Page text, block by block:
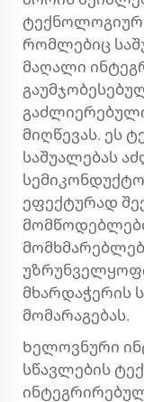
ტექნოლოგიური
რომლებიც
მაღალი
მიღწევას. ეს
საშუალებას
ეფექტურად
მხარდაჭერის
მომარაგებას.
Ხელოვნური
სწავლების